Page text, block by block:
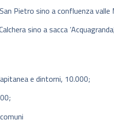
Pietro sino a confluenza valle
sino a sacca
e dintorni, 10.000;